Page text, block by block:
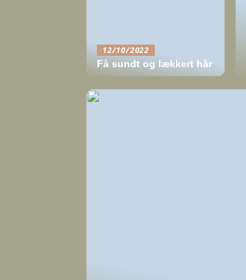
12/10/2022
Få sundt og lækkert hår